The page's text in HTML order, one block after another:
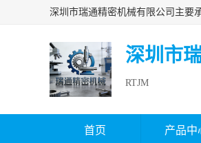
深圳市
RTJM
首页 产品中